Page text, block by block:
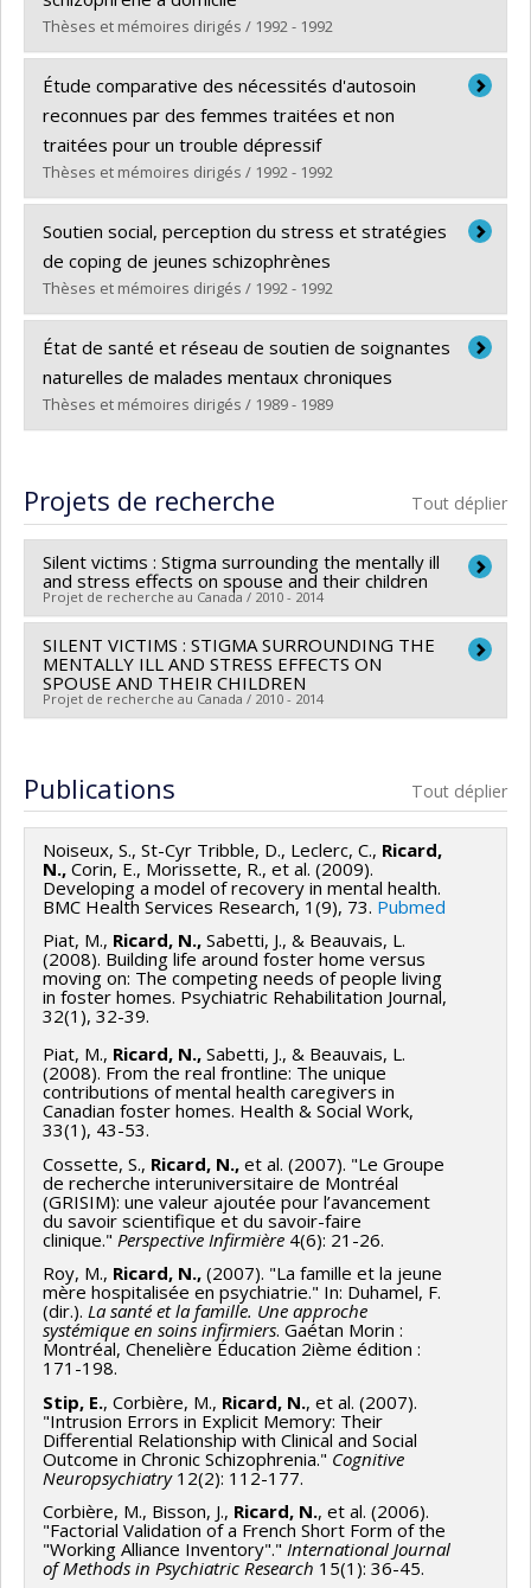
Lien vers le document dans Papyrus
Thèses et mémoires dirigés / 1992 - 1992
Diplômé(e) :Preston, Stéphanie
Cycle :Maîtrise
Diplôme obtenu :M. Sc.
Lien vers le document dans Papyrus
Étude comparative des nécessités d'autosoin
reconnues par des femmes traitées et non
traitées pour un trouble dépressif
Thèses et mémoires dirigés / 1992 - 1992
Diplômé(e) :Page, Claire
Cycle :Maîtrise
Diplôme obtenu :M. Sc.
Lien vers le document dans Papyrus
Soutien social, perception du stress et stratégies
de coping de jeunes schizophrènes
Thèses et mémoires dirigés / 1992 - 1992
Diplômé(e) :Leclerc, Claude
Cycle :Maîtrise
Diplôme obtenu :M.A.
Lien vers le document dans Papyrus
État de santé et réseau de soutien de soignantes
naturelles de malades mentaux chroniques
Thèses et mémoires dirigés / 1989 - 1989
Cycle :Maîtrise
Diplôme obtenu :M. Sc.
Lien vers le document dans Papyrus
Projets de recherche Tout déplier
Silent victims : Stigma surrounding the mentally ill
and stress effects on spouse and their children
Projet de recherche au Canada / 2010 - 2014
Chercheur principal : Sonia Lupien
Co-chercheurs : Denis-Claude Roy, Constantin Spiru
Tranulis ,Nicole Ricard
can adversely affect the health status of caregivers
and their children. Adding to the stress of caregiving is
the stigma often placed against spouses and children
of people with mental illness.
The goal of this study is to measure physiological
markers of stress ( stress hormones measured in
saliva samples ) as well as psychological markers of
stress in spouses and children of patients suffering
from mental health disorders and to compare these
results to non-caregivers families and families with a
member with cancer.
Comparison of physiological and psychological markers
of stress in these different groups will allow to
disentangle the impact of stigma against mental
health disorders on chronic stress markers in
caregivers and their children.
SILENT VICTIMS : STIGMA SURROUNDING THE
MENTALLY ILL AND STRESS EFFECTS ON
SPOUSE AND THEIR CHILDREN
Projet de recherche au Canada / 2010 - 2014
Co-chercheurs :
Constantin Spiru
Tranulis,Nicole Ricard
Sources de financement :
IRSC/Instituts de recherche
en santé du Canada
Programmes de subvention :PVXX5647-(MOP)
subventions de fonctionnement programmatiques
(général)
Publications Tout déplier
Noiseux, S., St-Cyr Tribble, D., Leclerc, C., Ricard,
N., Corin, E., Morissette, R., et al. (2009).
Developing a model of recovery in mental health.
BMC Health Services Research, 1(9), 73. Pubmed
Piat, M., Ricard, N., Sabetti, J., & Beauvais, L.
(2008). Building life around foster home versus
moving on: The competing needs of people living
in foster homes. Psychiatric Rehabilitation Journal,
32(1), 32-39.
Piat, M., Ricard, N., Sabetti, J., & Beauvais, L.
(2008). From the real frontline: The unique
contributions of mental health caregivers in
Canadian foster homes. Health & Social Work,
33(1), 43-53.
Cossette, S., Ricard, N., et al. (2007). "Le Groupe
de recherche interuniversitaire de Montréal
(GRISIM): une valeur ajoutée pour l’avancement
du savoir scientifique et du savoir-faire
clinique." Perspective Infirmière 4(6): 21-26.
Roy, M., Ricard, N., (2007). "La famille et la jeune
mère hospitalisée en psychiatrie." In: Duhamel, F.
(dir.). La santé et la famille. Une approche
systémique en soins infirmiers. Gaétan Morin :
Montréal, Chenelière Éducation 2ième édition :
171-198.
Stip, E., Corbière, M., Ricard, N., et al. (2007).
"Intrusion Errors in Explicit Memory: Their
Differential Relationship with Clinical and Social
Outcome in Chronic Schizophrenia." Cognitive
Neuropsychiatry12(2): 112-177.
Corbière, M., Bisson, J., Ricard, N., et al. (2006).
"Factorial Validation of a French Short Form of the
"Working Alliance Inventory"." International Journal
of Methods in Psychiatric Research 15(1): 36-45.